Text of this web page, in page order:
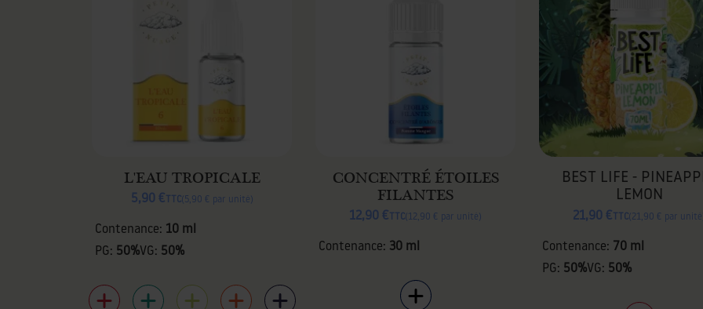
L'EAU TROPICALE
5,90 € TTC 5,90 € par unité
Contenance: 10 ml
PG: 50%VG: 50%
CONCENTRÉ ÉTOILES
FILANTES
12,90 € TTC 12,90 € par unité
Contenance: 30 ml
BEST LIFE -
LEMON
21,90 € TTC 21,90 € par unité
Contenance: 70 ml
PG: 50%VG: 50%